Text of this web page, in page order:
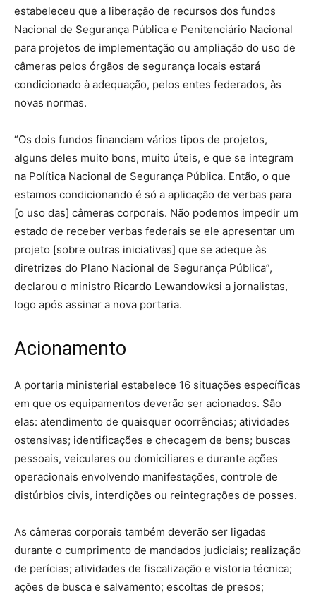
estabeleceu que a liberação de recursos dos fundos
Nacional de Segurança Pública e Penitenciário Nacional
para projetos de implementação ou ampliação do uso de
câmeras pelos órgãos de segurança locais estará
condicionado à adequação, pelos entes federados, às
novas normas.
“Os dois fundos financiam vários tipos de projetos,
alguns deles muito bons, muito úteis, e que se integram
na Política Nacional de Segurança Pública. Então, o que
estamos condicionando é só a aplicação de verbas para
[o uso das] câmeras corporais. Não podemos impedir um
estado de receber verbas federais se ele apresentar um
projeto [sobre outras iniciativas] que se adeque às
diretrizes do Plano Nacional de Segurança Pública”,
declarou o ministro Ricardo Lewandowksi a jornalistas,
logo após assinar a nova portaria.
Acionamento
A portaria ministerial estabelece 16 situações específicas
em que os equipamentos deverão ser acionados. São
elas: atendimento de quaisquer ocorrências; atividades
ostensivas; identificações e checagem de bens; buscas
pessoais, veiculares ou domiciliares e durante ações
operacionais envolvendo manifestações, controle de
distúrbios civis, interdições ou reintegrações de posses.
As câmeras corporais também deverão ser ligadas
durante o cumprimento de mandados judiciais; realização
de perícias; atividades de fiscalização e vistoria técnica;
ações de busca e salvamento; escoltas de presos;